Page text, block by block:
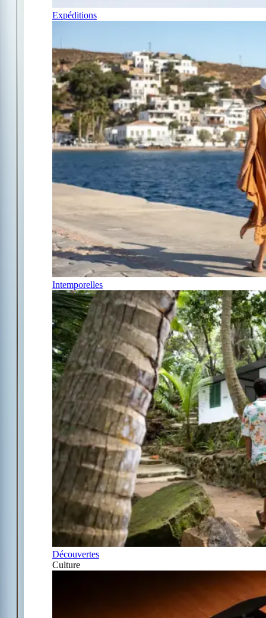
Expéditions
Intemporelles
Découvertes
Culture